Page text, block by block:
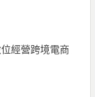
經營跨境電商